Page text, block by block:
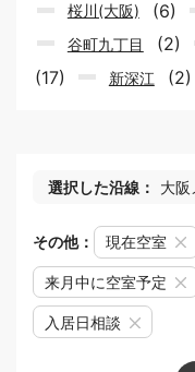
桜川(大阪) (6)
谷町九丁目 (2)
(17) 新深江 (2)
選択した沿線： 大阪
その他： 現在空室
来月中に空室予定
入居日相談